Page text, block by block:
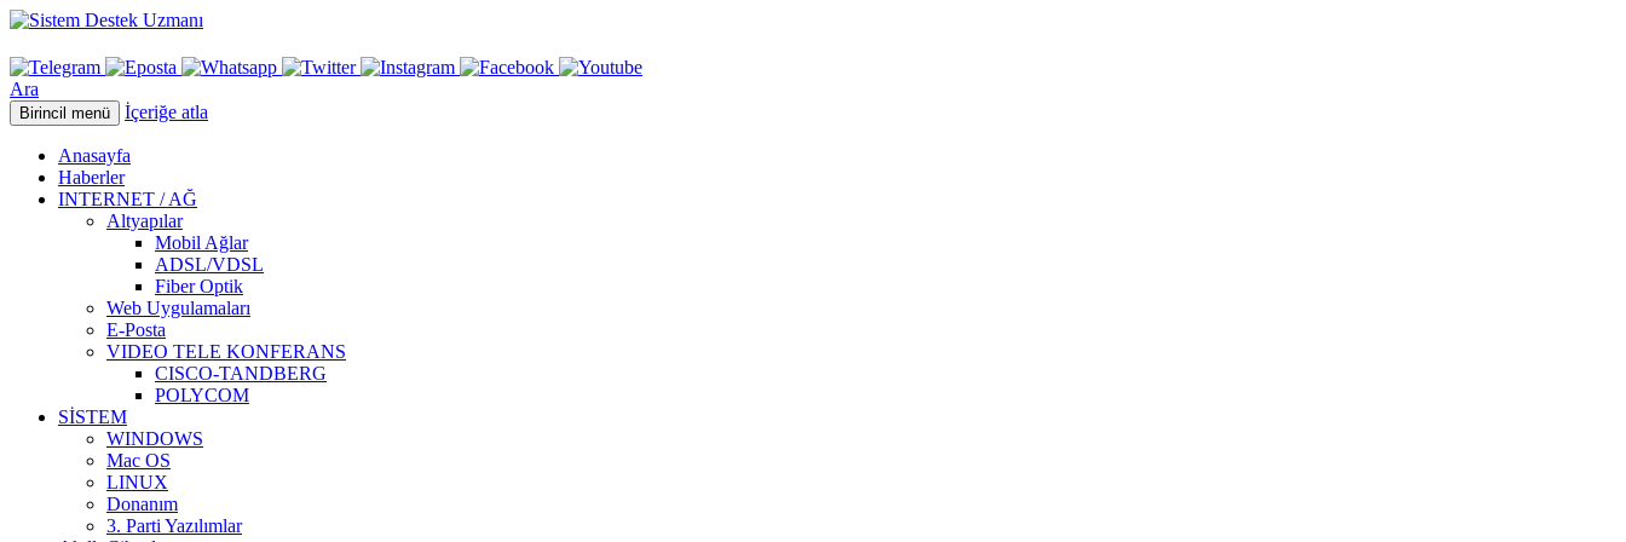
Ara
Birincil menü İçeriğe atla
Anasayfa
Haberler
INTERNET / AĞ
Altyapılar
Mobil Ağlar
ADSL/VDSL
Fiber Optik
Web Uygulamaları
E-Posta
VIDEO TELE KONFERANS
CISCO-TANDBERG
POLYCOM
SİSTEM
WINDOWS
Mac OS
LINUX
Donanım
3. Parti Yazılımlar